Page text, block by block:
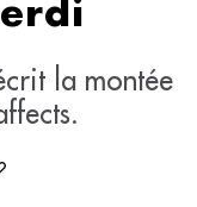
la montée